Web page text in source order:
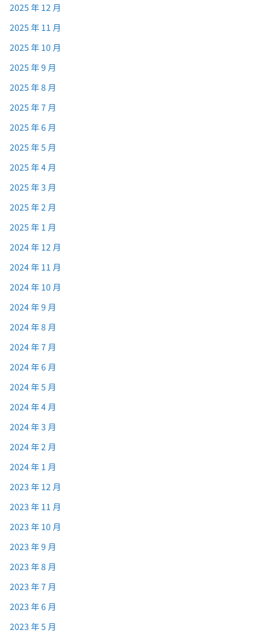
2025 年 12 月
2025 年 11 月
2025 年 10 月
2025 年 9 月
2025 年 8 月
2025 年 7 月
2025 年 6 月
2025 年 5 月
2025 年 4 月
2025 年 3 月
2025 年 2 月
2025 年 1 月
2024 年 12 月
2024 年 11 月
2024 年 10 月
2024 年 9 月
2024 年 8 月
2024 年 7 月
2024 年 6 月
2024 年 5 月
2024 年 4 月
2024 年 3 月
2024 年 2 月
2024 年 1 月
2023 年 12 月
2023 年 11 月
2023 年 10 月
2023 年 9 月
2023 年 8 月
2023 年 7 月
2023 年 6 月
2023 年 5 月